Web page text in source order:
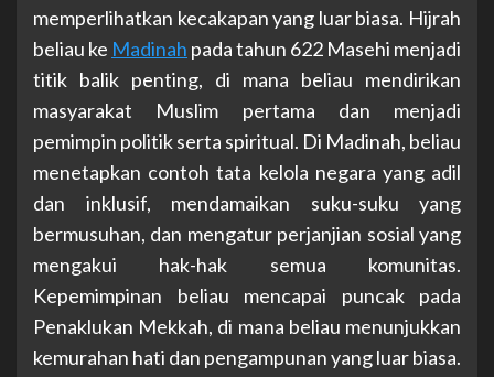
memperlihatkan kecakapan yang luar biasa. Hijrah
beliau ke Madinah pada tahun 622 Masehi menjadi
titik balik penting, di mana beliau mendirikan
masyarakat Muslim pertama dan menjadi
pemimpin politik serta spiritual. Di Madinah, beliau
menetapkan contoh tata kelola negara yang adil
dan inklusif, mendamaikan suku-suku yang
bermusuhan, dan mengatur perjanjian sosial yang
mengakui hak-hak semua komunitas.
Kepemimpinan beliau mencapai puncak pada
Penaklukan Mekkah, di mana beliau menunjukkan
kemurahan hati dan pengampunan yang luar biasa.